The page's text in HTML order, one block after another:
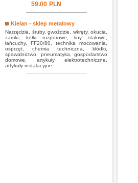
59.00 PLN
Kielan - sklep metalowy
Narzędzia, śruby, gwoździe, wkręty, okucia,
zamki, kołki rozporowe, liny stalowe,
łańcuchy, FF20/80, technika mocowania,
osprzęt, chemia techniczna, kłódki,
spawalnictwo, pneumatyka, gospodarstwo
domowe, artykuły elektrotechniczne,
artykuły instalacyjne.